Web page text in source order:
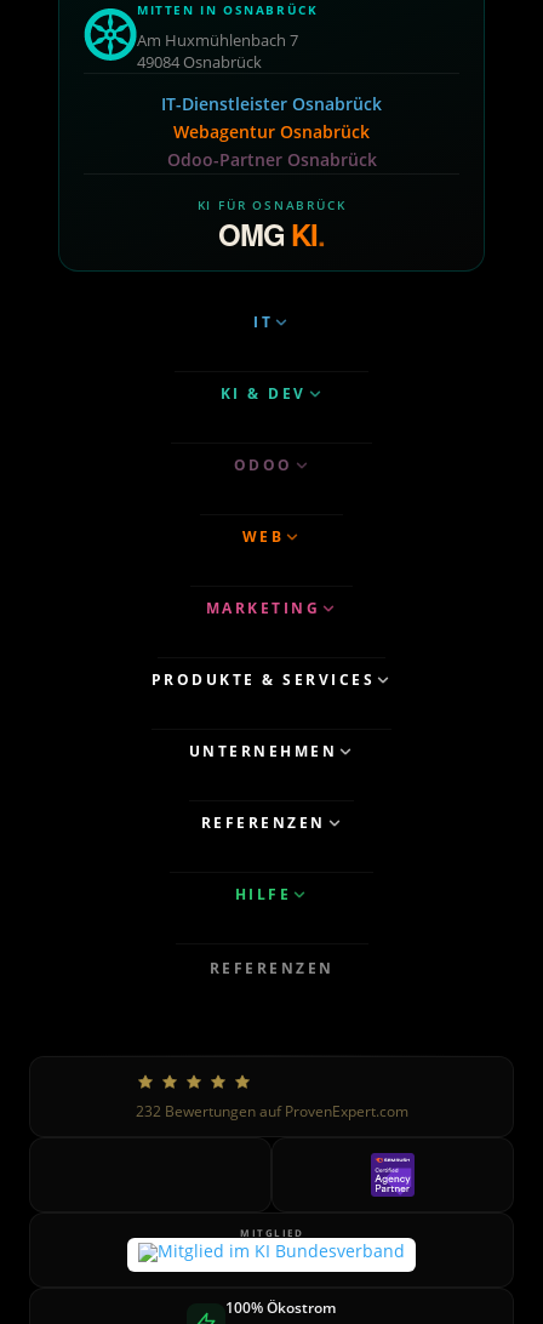
MITTEN IN OSNABRÜCK
Am Huxmühlenbach 7
49084 Osnabrück
IT-Dienstleister Osnabrück
Webagentur Osnabrück
Odoo-Partner Osnabrück
KI FÜR OSNABRÜCK
OMG KI.
IT
KI & DEV
ODOO
WEB
MARKETING
PRODUKTE & SERVICES
UNTERNEHMEN
REFERENZEN
HILFE
REFERENZEN
232 Bewertungen auf ProvenExpert.com
MITGLIED
100% Ökostrom